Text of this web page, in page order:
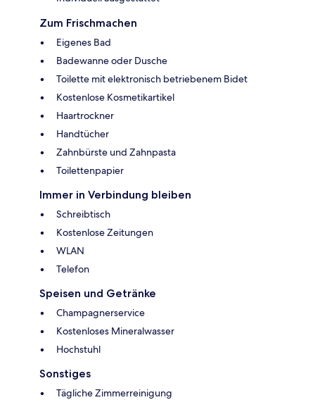
Zum Frischmachen
Eigenes Bad
Badewanne oder Dusche
Toilette mit elektronisch betriebenem Bidet
Kostenlose Kosmetikartikel
Haartrockner
Handtücher
Zahnbürste und Zahnpasta
Toilettenpapier
Immer in Verbindung bleiben
Schreibtisch
Kostenlose Zeitungen
WLAN
Telefon
Speisen und Getränke
Champagnerservice
Kostenloses Mineralwasser
Hochstuhl
Sonstiges
Tägliche Zimmerreinigung